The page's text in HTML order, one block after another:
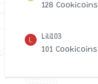
128 Cookicoins
L Lili103
101 Cookicoins